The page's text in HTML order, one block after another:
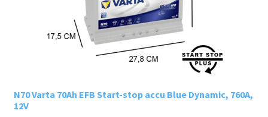
N70 Varta 70Ah EFB Start-stop accu Blue Dynamic, 760A,
12V